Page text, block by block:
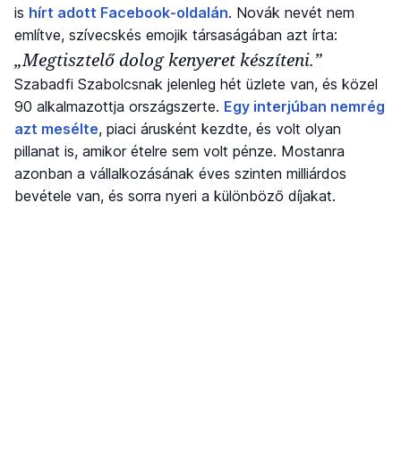
is hírt adott Facebook-oldalán. Novák nevét nem
említve, szívecskés emojik társaságában azt írta:
„Megtisztelő dolog kenyeret készíteni.”
Szabadfi Szabolcsnak jelenleg hét üzlete van, és közel
90 alkalmazottja országszerte. Egy interjúban nemrég
azt mesélte, piaci árusként kezdte, és volt olyan
pillanat is, amikor ételre sem volt pénze. Mostanra
azonban a vállalkozásának éves szinten milliárdos
bevétele van, és sorra nyeri a különböző díjakat.